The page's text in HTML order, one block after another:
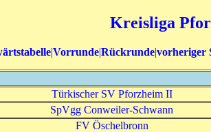
Kreisliga
|Vorrunde|Rückrunde|vorheriger
Türkischer SV Pforzheim II
SpVgg Conweiler-Schwann
FV Öschelbronn